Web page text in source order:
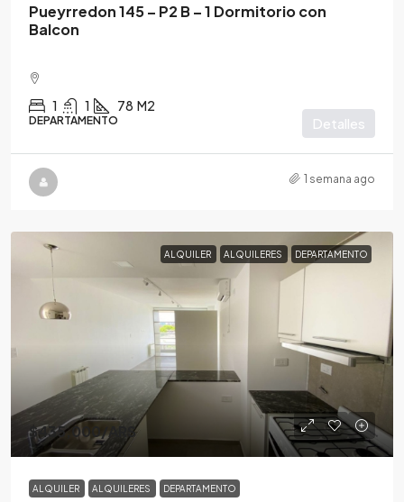
Pueyrredon 145 – P2 B – 1 Dormitorio con
Balcon
1 1 78 M2
DEPARTAMENTO Detalles
1 semana ago
ALQUILER ALQUILERES DEPARTAMENTO
$435,000/ARS
ALQUILER ALQUILERES DEPARTAMENTO